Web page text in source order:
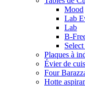
Mood
Lab
Lab
B-
Plaques à
Évier de
Four
Hotte